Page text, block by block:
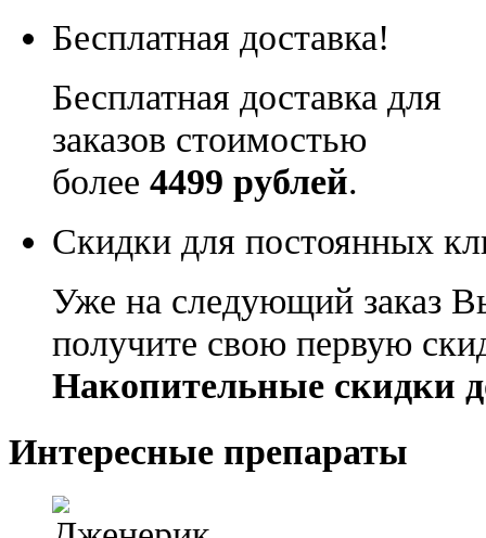
Бесплатная доставка!
Бесплатная доставка для
заказов стоимостью
более 4499 рублей.
Скидки для постоянных
Уже на следующий заказ
получите свою первую
Накопительные скидки
Интересные препараты